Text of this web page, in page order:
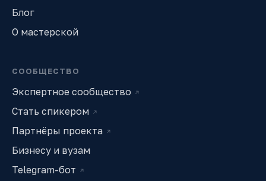
Блог
О мастерской
СООБЩЕСТВО
Экспертное сообщество ↗
Стать спикером ↗
Партнёры проекта ↗
Бизнесу и вузам
Telegram-бот
↗